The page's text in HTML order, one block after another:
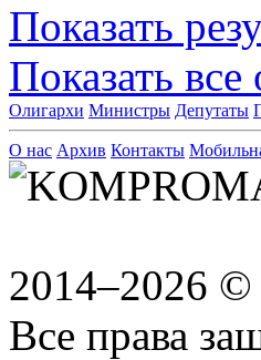
Показать
Показать
Олигархи Министры Депутаты
О нас Архив Контакты
2014–2026
Все права